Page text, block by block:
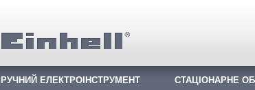
РУЧНИЙ ЕЛЕКТРОІНСТРУМЕНТ СТАЦІОНАРНЕ